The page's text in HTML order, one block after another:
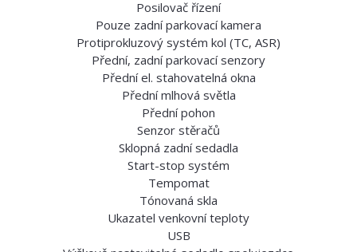
Posilovač řízení
Pouze zadní parkovací kamera
Protiprokluzový systém kol (TC, ASR)
Přední, zadní parkovací senzory
Přední el. stahovatelná okna
Přední mlhová světla
Přední pohon
Senzor stěračů
Sklopná zadní sedadla
Start-stop systém
Tempomat
Tónovaná skla
Ukazatel venkovní teploty
USB